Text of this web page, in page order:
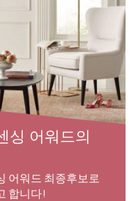
싱 어워드의
어워드 최종후보로
합니다!